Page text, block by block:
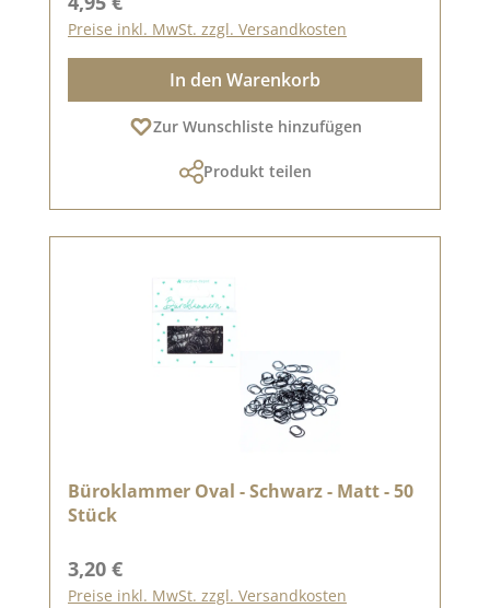
Preise inkl. MwSt. zzgl. Versandkosten
In den Warenkorb
Zur Wunschliste hinzufügen
Produkt teilen
Büroklammer Oval - Schwarz - Matt - 50
Stück
Regulärer Preis:
3,20 €
Preise inkl. MwSt. zzgl. Versandkosten